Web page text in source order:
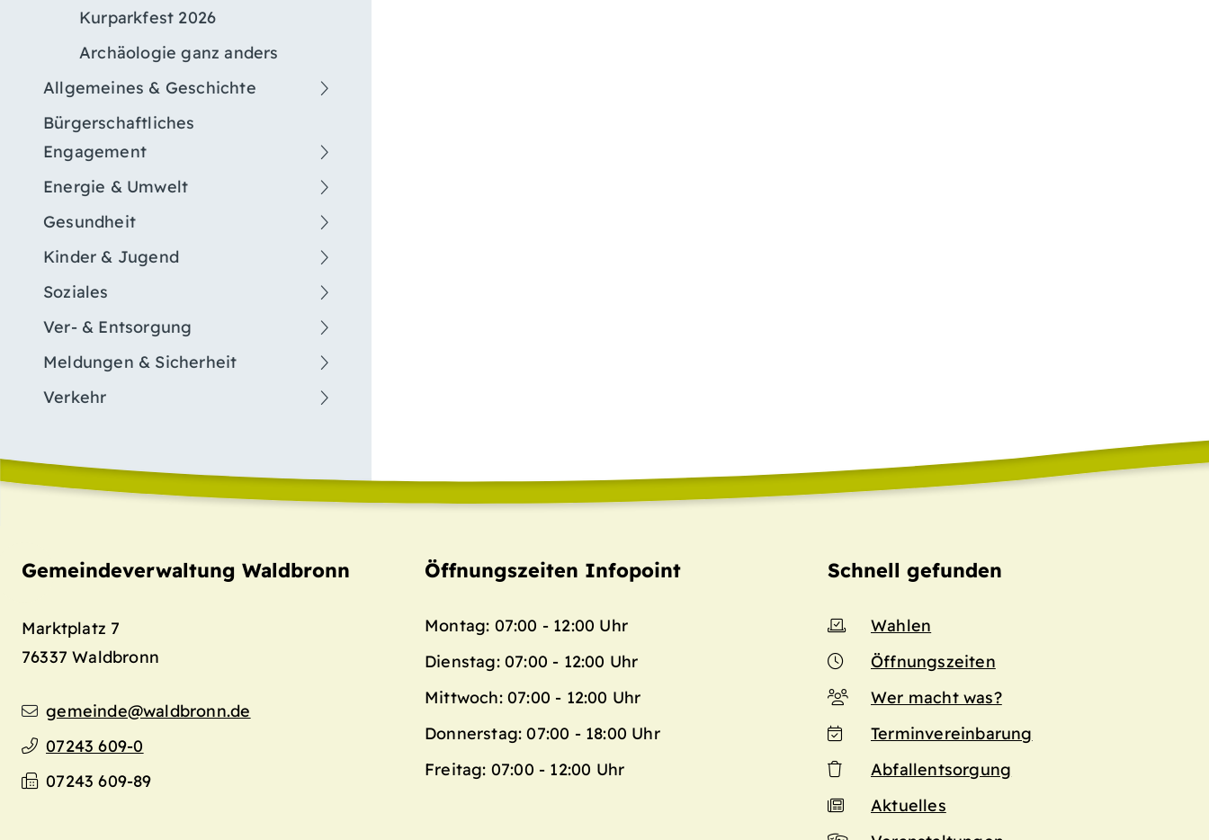
Kurparkfest 2026
Archäologie ganz anders
Allgemeines & Geschichte
Bürgerschaftliches
Engagement
Energie & Umwelt
Gesundheit
Kinder & Jugend
Soziales
Ver- & Entsorgung
Meldungen & Sicherheit
Verkehr
Gemeindeverwaltung Waldbronn
Marktplatz 7
76337 Waldbronn
gemeinde@waldbronn.de
07243 609-0
07243 609-89
Öffnungszeiten Infopoint
Montag: 07:00 - 12:00 Uhr
Dienstag: 07:00 - 12:00 Uhr
Mittwoch: 07:00 - 12:00 Uhr
Donnerstag: 07:00 - 18:00 Uhr
Freitag: 07:00 - 12:00 Uhr
Schnell gefunden
Wahlen
Öffnungszeiten
Wer macht was?
Terminvereinbarung
Abfallentsorgung
Aktuelles